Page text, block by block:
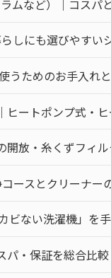
ムなど）｜コスパ
しにも選びやすい
うためのお手入れ
ヒートポンプ式・
開放・糸くずフィ
ースとクリーナー
ビない洗濯機」を
パ・保証を総合比較